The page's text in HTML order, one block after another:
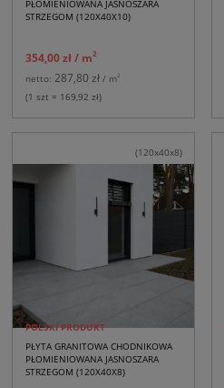
PŁOMIENIOWANA JASNOSZARA
STRZEGOM (120X40X10)
354,00 zł/ m2
netto: 287,80 zł / m2
(1 szt = 169,92 zł)
POLSKI PRODUKT
PŁYTA GRANITOWA CHODNIKOWA
PŁOMIENIOWANA JASNOSZARA
STRZEGOM (120X40X8)
(120x40x8)